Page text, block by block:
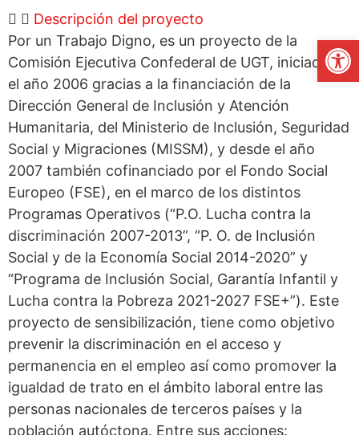
Descripción del proyecto
Por un Trabajo Digno, es un proyecto de la
Comisión Ejecutiva Confederal de UGT, iniciado en
el año 2006 gracias a la financiación de la
Dirección General de Inclusión y Atención
Humanitaria, del Ministerio de Inclusión, Seguridad
Social y Migraciones (MISSM), y desde el año
2007 también cofinanciado por el Fondo Social
Europeo (FSE), en el marco de los distintos
Programas Operativos (“P.O. Lucha contra la
discriminación 2007-2013”, “P. O. de Inclusión
Social y de la Economía Social 2014-2020” y
“Programa de Inclusión Social, Garantía Infantil y
Lucha contra la Pobreza 2021-2027 FSE+”). Este
proyecto de sensibilización, tiene como objetivo
prevenir la discriminación en el acceso y
permanencia en el empleo así como promover la
igualdad de trato en el ámbito laboral entre las
personas nacionales de terceros países y la
población autóctona. Entre sus acciones:
Abrir